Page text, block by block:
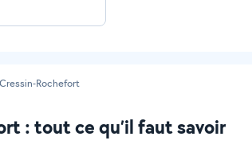
Cressin-Rochefort
: tout ce qu’il faut savoir